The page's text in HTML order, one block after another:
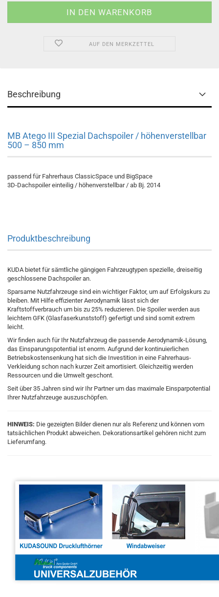
AUF DEN MERKZETTEL
Beschreibung
MB Atego III Spezial Dachspoiler / höhenverstellbar
500 – 850 mm
passend für Fahrerhaus ClassicSpace und BigSpace
3D-Dachspoiler einteilig / höhenverstellbar / ab Bj. 2014
Produktbeschreibung
KUDA bietet für sämtliche gängigen Fahrzeugtypen spezielle, dreiseitig
geschlossene Dachspoiler an.
Sparsame Nutzfahrzeuge sind ein wichtiger Faktor, um auf Erfolgskurs zu
bleiben. Mit Hilfe effizienter Aerodynamik lässt sich der
Kraftstoffverbrauch um bis zu 25% reduzieren. Die Spoiler werden aus
leichtem GFK (Glasfaserkunststoff) gefertigt und sind somit extrem
leicht.
Wir finden auch für Ihr Nutzfahrzeug die passende Aerodynamik-Lösung,
das Einsparungspotential ist enorm. Aufgrund der kontinuierlichen
Betriebskostensenkung hat sich die Investition in eine Fahrerhaus-
Verkleidung schon nach kurzer Zeit amortisiert. Gleichzeitig werden
Ressourcen und die Umwelt geschont.
Seit über 35 Jahren sind wir Ihr Partner um das maximale Einsparpotential
Ihrer Nutzfahrzeuge auszuschöpfen.
HINWEIS: Die gezeigten Bilder dienen nur als Referenz und können vom
tatsächlichen Produkt abweichen. Dekorationsartikel gehören nicht zum
Lieferumfang.